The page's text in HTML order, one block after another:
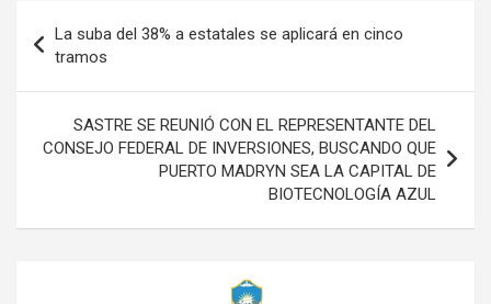
de
entradas
La suba del 38% a estatales se aplicará en cinco
tramos
SASTRE SE REUNIÓ CON EL REPRESENTANTE DEL
CONSEJO FEDERAL DE INVERSIONES, BUSCANDO QUE
PUERTO MADRYN SEA LA CAPITAL DE
BIOTECNOLOGÍA AZUL